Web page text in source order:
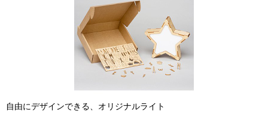
自由にデザインできる、オリジナルライト